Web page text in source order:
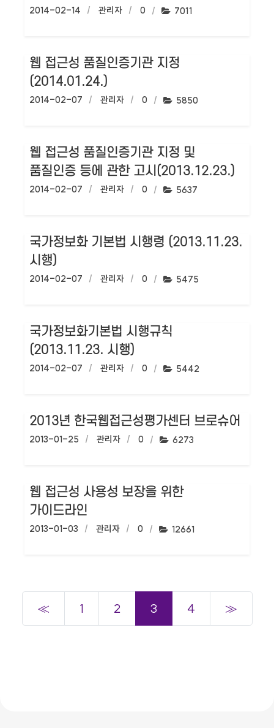
작성일:
2014-02-14 작성자:
관리자 댓글수:
0 조회수:
7011
웹 접근성 품질인증기관 지정
(2014.01.24.)
작성일:
2014-02-07 작성자:
관리자 댓글수:
0 조회수:
5850
웹 접근성 품질인증기관 지정 및
품질인증 등에 관한 고시(2013.12.23.)
작성일:
2014-02-07 작성자:
관리자 댓글수:
0 조회수:
5637
국가정보화 기본법 시행령 (2013.11.23.
시행)
작성일:
2014-02-07 작성자:
관리자 댓글수:
0 조회수:
5475
국가정보화기본법 시행규칙
(2013.11.23. 시행)
작성일:
2014-02-07 작성자:
관리자 댓글수:
0 조회수:
5442
2013년 한국웹접근성평가센터 브로슈어
작성일:
2013-01-25 작성자:
관리자 댓글수:
0 조회수:
6273
웹 접근성 사용성 보장을 위한
가이드라인
작성일:
2013-01-03 작성자:
관리자 댓글수:
0 조회수:
12661
≪ 1 2 3 4 ≫